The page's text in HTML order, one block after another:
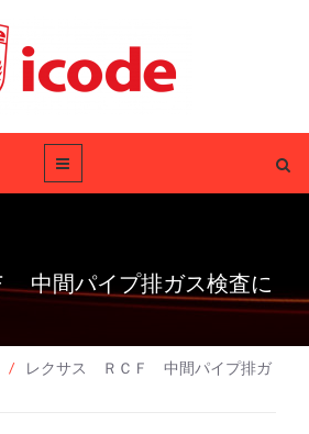
中間パイプ排ガス検査に
/
レクサス ＲＣＦ 中間パイプ排ガ